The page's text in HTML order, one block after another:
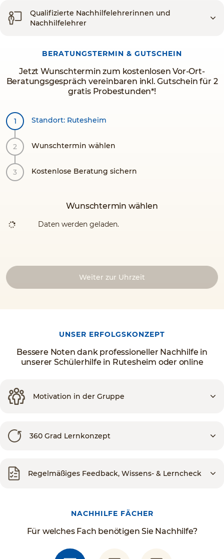
Qualifizierte Nachhilfelehrerinnen und
Nachhilfelehrer
BERATUNGSTERMIN & GUTSCHEIN
Jetzt Wunschtermin zum kostenlosen Vor-Ort-
Beratungsgespräch vereinbaren inkl. Gutschein für 2
gratis Probestunden*!
Standort: Rutesheim
Wunschtermin wählen
Kostenlose Beratung sichern
Wunschtermin wählen
Daten werden geladen.
Weiter zur Uhrzeit
UNSER ERFOLGSKONZEPT
Bessere Noten dank professioneller Nachhilfe in
unserer Schülerhilfe in Rutesheim oder online
Motivation in der Gruppe
360 Grad Lernkonzept
Regelmäßiges Feedback, Wissens- & Lerncheck
NACHHILFE FÄCHER
Für welches Fach benötigen Sie Nachhilfe?